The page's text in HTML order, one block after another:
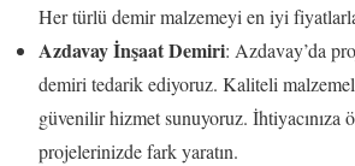
Her türlü demir malzemeyi en iyi
Azdavay İnşaat Demiri: Azdavay’da
demiri tedarik ediyoruz. Kaliteli
güvenilir hizmet sunuyoruz. İhtiyacınıza
projelerinizde fark yaratın.